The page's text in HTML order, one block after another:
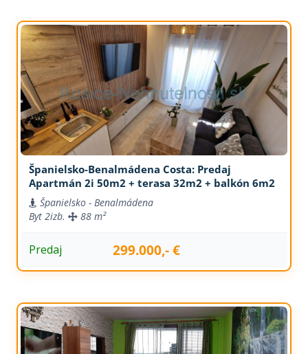
Španielsko-Benalmádena Costa: Predaj
Apartmán 2i 50m2 + terasa 32m2 + balkón 6m2
Španielsko - Benalmádena
Byt 2izb. 88 m²
Predaj 299.000,- €